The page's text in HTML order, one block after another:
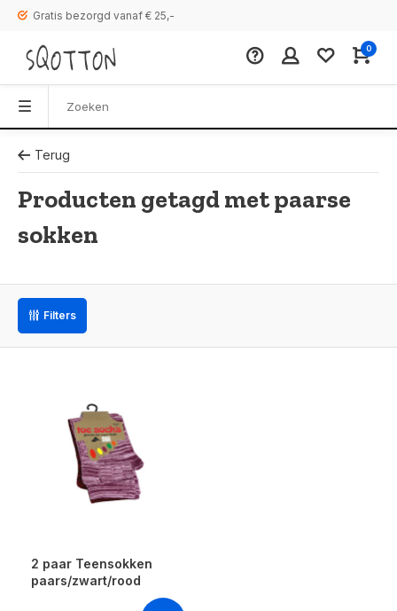
Gratis bezorgd vanaf € 25,-
0
Terug
Producten getagd met paarse
sokken
Filters
2 paar Teensokken
paars/zwart/rood